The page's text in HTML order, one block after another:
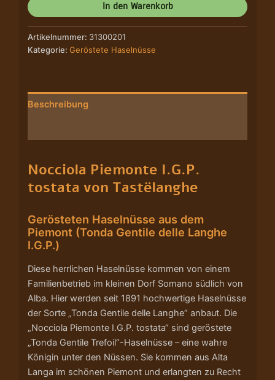
In den Warenkorb
Artikelnummer: 31300201
Kategorie: Geröstete Haselnüsse
Beschreibung
Nocciola Piemonte I.G.P.
tostata von Tastëlanghe
Gerösteten Haselnüsse aus dem
Piemont (Tonda Gentile delle Langhe
I.G.P.)
Diese herrlichen Haselnüsse kommen von einem
Familienbetrieb im kleinen Dorf Somano südlich von
Alba. Hier werden seit 1891 hochwertige Haselnüsse
der Sorte „Tonda Gentile delle Langhe“ anbaut. Die
„Nocciola Piemonte I.G.P. tostata“ sind geröstete
„Tonda Gentile Trefoil“-Haselnüsse – eine wahre
Königin unter den Nüssen. Sie kommen aus Alta
Langa im schönen Piemont und erlangten zu Recht